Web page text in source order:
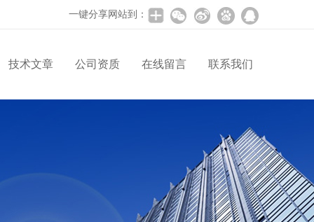
一键分享网站到：
技术文章 公司资质 在线留言 联系我们